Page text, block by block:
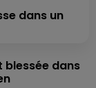
dans un
blessée dans